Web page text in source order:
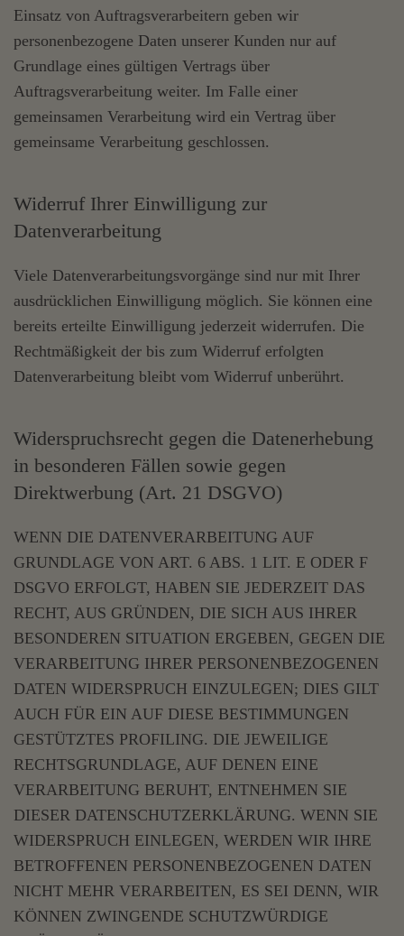
Einsatz von Auftragsverarbeitern geben wir
personenbezogene Daten unserer Kunden nur auf
Grundlage eines gültigen Vertrags über
Auftragsverarbeitung weiter. Im Falle einer
gemeinsamen Verarbeitung wird ein Vertrag über
gemeinsame Verarbeitung geschlossen.
Widerruf Ihrer Einwilligung zur
Datenverarbeitung
Viele Datenverarbeitungsvorgänge sind nur mit Ihrer
ausdrücklichen Einwilligung möglich. Sie können eine
bereits erteilte Einwilligung jederzeit widerrufen. Die
Rechtmäßigkeit der bis zum Widerruf erfolgten
Datenverarbeitung bleibt vom Widerruf unberührt.
Widerspruchsrecht gegen die Datenerhebung
in besonderen Fällen sowie gegen
Direktwerbung (Art. 21 DSGVO)
WENN DIE DATENVERARBEITUNG AUF
GRUNDLAGE VON ART. 6 ABS. 1 LIT. E ODER F
DSGVO ERFOLGT, HABEN SIE JEDERZEIT DAS
RECHT, AUS GRÜNDEN, DIE SICH AUS IHRER
BESONDEREN SITUATION ERGEBEN, GEGEN DIE
VERARBEITUNG IHRER PERSONENBEZOGENEN
DATEN WIDERSPRUCH EINZULEGEN; DIES GILT
AUCH FÜR EIN AUF DIESE BESTIMMUNGEN
GESTÜTZTES PROFILING. DIE JEWEILIGE
RECHTSGRUNDLAGE, AUF DENEN EINE
VERARBEITUNG BERUHT, ENTNEHMEN SIE
DIESER DATENSCHUTZERKLÄRUNG. WENN SIE
WIDERSPRUCH EINLEGEN, WERDEN WIR IHRE
BETROFFENEN PERSONENBEZOGENEN DATEN
NICHT MEHR VERARBEITEN, ES SEI DENN, WIR
KÖNNEN ZWINGENDE SCHUTZWÜRDIGE